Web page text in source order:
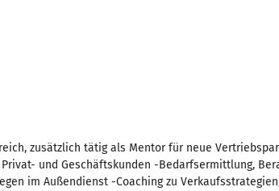
zusätzlich tätig als Mentor für neue
und Geschäftskunden -Bedarfsermittlung,
im Außendienst -Coaching zu